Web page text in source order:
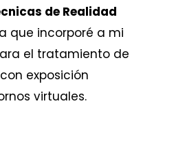
de Realidad
que incorporé a mi
el tratamiento de
exposición
virtuales.